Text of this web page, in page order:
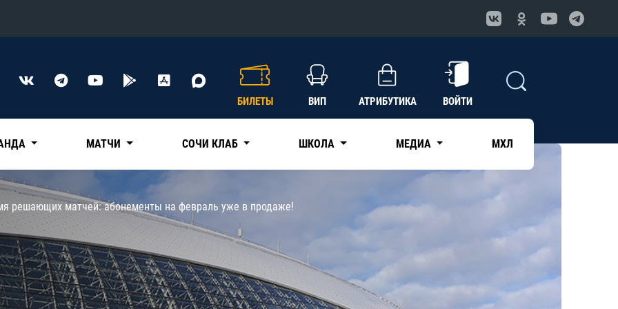
Конференция «Восток»
Нефтехимик
Трактор
Дивизион Чернышева
Авангард
Адмирал
КХЛ
БИЛЕТЫ ВИП АТРИБУТИКА ВОЙТИ
МАТЧИ СОЧИ КЛАБ ШКОЛА МЕДИА МХЛ
решающих матчей: абонементы на февраль уже в продаже!